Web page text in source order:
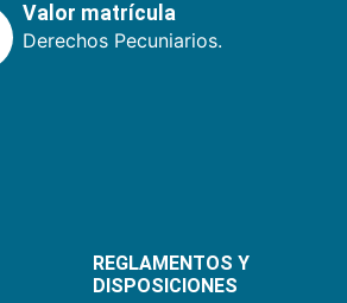
Valor matrícula
Derechos Pecuniarios.
REGLAMENTOS Y
DISPOSICIONES